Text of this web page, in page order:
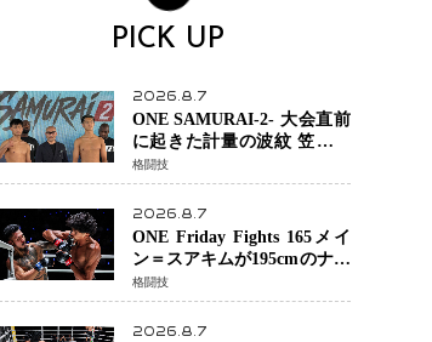
PICK UP
2026.8.7
ONE SAMURAI-2- 大会直前
に起きた計量の波紋 笠原弘
希ら注目ファイターは契約
体重で決戦へ、山本歩夢と
平山諒選手戦は中止に
格闘技
2026.8.7
ONE Friday Fights 165メイ
ン＝スアキムが195cmのナビ
ル・アナンからダウン奪
取！猛反撃を耐え抜き判定
勝利、8連勝を達成
格闘技
2026.8.7